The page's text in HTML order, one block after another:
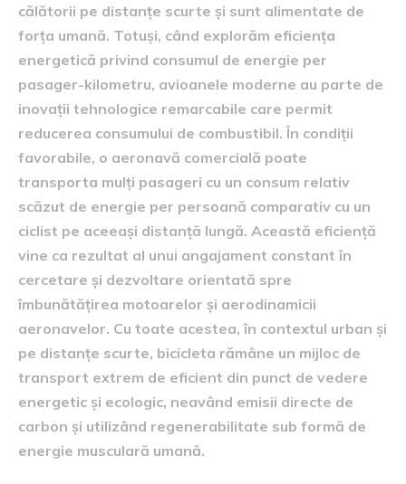
călătorii pe distanțe scurte și sunt alimentate de
forța umană. Totuși, când explorăm eficiența
energetică privind consumul de energie per
pasager-kilometru, avioanele moderne au parte de
inovații tehnologice remarcabile care permit
reducerea consumului de combustibil. În condiții
favorabile, o aeronavă comercială poate
transporta mulți pasageri cu un consum relativ
scăzut de energie per persoană comparativ cu un
ciclist pe aceeași distanță lungă. Această eficiență
vine ca rezultat al unui angajament constant în
cercetare și dezvoltare orientată spre
îmbunătățirea motoarelor și aerodinamicii
aeronavelor. Cu toate acestea, în contextul urban și
pe distanțe scurte, bicicleta rămâne un mijloc de
transport extrem de eficient din punct de vedere
energetic și ecologic, neavând emisii directe de
carbon și utilizând regenerabilitate sub formă de
energie musculară umană.